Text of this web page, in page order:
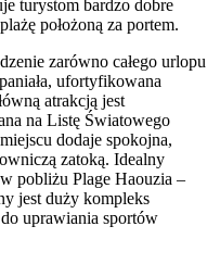
turystom bardzo dobre
położoną za portem.
zarówno całego urlopu
ufortyfikowana
atrakcją jest
na Listę Światowego
dodaje spokojna,
zatoką. Idealny
pobliżu Plage Haouzia –
jest duży kompleks
uprawiania sportów